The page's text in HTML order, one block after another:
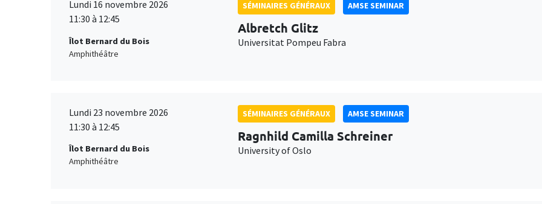
Lundi 16 novembre 2026
11:30 à 12:45
Îlot Bernard du Bois
Amphithéâtre
SÉMINAIRES GÉNÉRAUX AMSE SEMINAR
Albretch Glitz
Universitat Pompeu Fabra
Lundi 23 novembre 2026
11:30 à 12:45
Îlot Bernard du Bois
Amphithéâtre
SÉMINAIRES GÉNÉRAUX AMSE SEMINAR
Ragnhild Camilla Schreiner
University of Oslo